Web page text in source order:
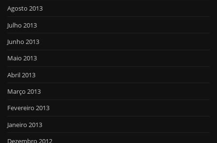
Agosto 2013
Julho 2013
Junho 2013
Maio 2013
Abril 2013
Março 2013
Fevereiro 2013
Janeiro 2013
Dezembro 2012